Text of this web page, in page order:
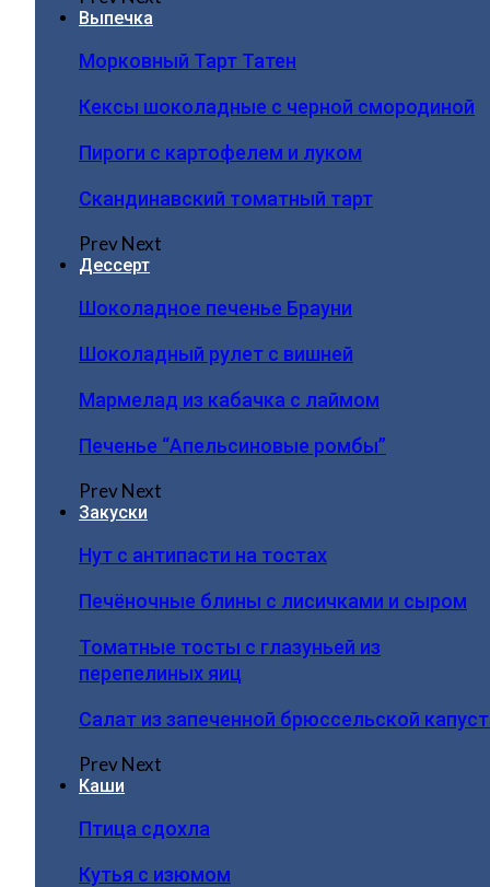
Выпечка
Морковный Тарт Татен
Кексы шоколадные с черной смородиной
Пироги c картофелем и луком
Скандинавский томатный тарт
PrevNext
Дессерт
Шоколадное печенье Брауни
Шоколадный рулет с вишней
Мармелад из кабачка с лаймом
Печенье “Апельсиновые ромбы”
PrevNext
Закуски
Нут с антипасти на тостах
Печёночные блины с лисичками и сыром
Томатные тосты с глазуньей из
перепелиных яиц
Салат из запеченной брюссельской
PrevNext
Каши
Птица сдохла
Кутья с изюмом